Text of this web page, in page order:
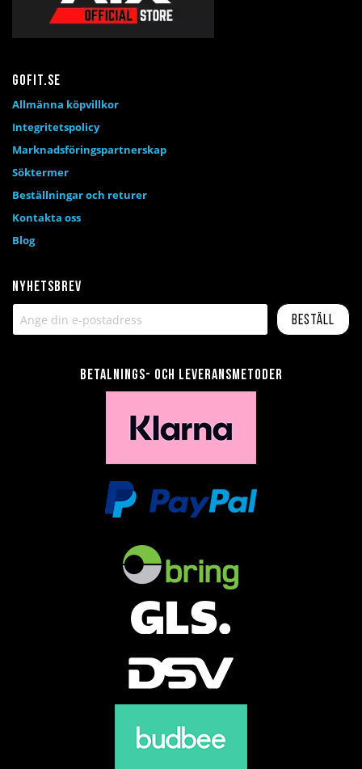
Nyhetsbrev
Beställ
Betalnings- och leveransmetoder
Gofit.se
Allmänna köpvillkor
Integritetspolicy
Marknadsföringspartnerskap
Söktermer
Beställningar och returer
Kontakta oss
Blog